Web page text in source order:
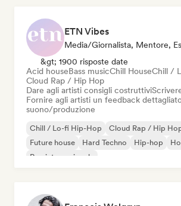
ETN Vibes
&gt; 1900 risposte date
Acid houseBass musicChill HouseChill /
Cloud Rap / Hip Hop
Dare agli artisti consigli costruttivi
Fornire agli artisti un feedback
suono/produzione
Chill / Lo-fi Hip-Hop Cloud Rap / Hip
Future house
Hard Techno Hip-hop
Rap internazionale